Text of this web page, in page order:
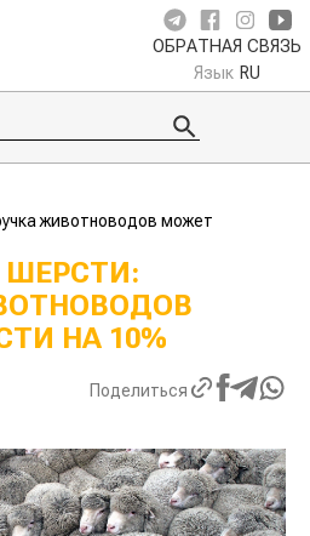
ОБРАТНАЯ СВЯЗЬ
Язык RU
животноводов может
ШЕРСТИ:
НА 10%
Поделиться